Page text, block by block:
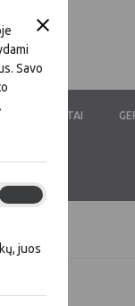
Savo
juos
DOKUMENTAI